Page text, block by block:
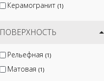
Керамогранит (1)
ПОВЕРХНОСТЬ
Рельефная (1)
Матовая (1)